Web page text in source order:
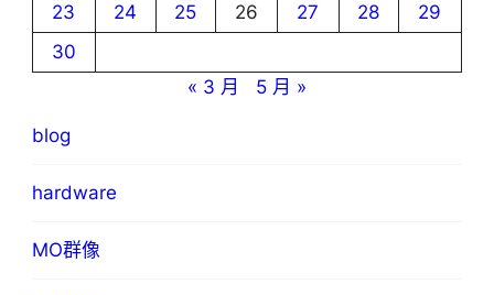
23
24 25 26 27 28
29
30
« 3 月
5 月 »
blog
hardware
MO群像